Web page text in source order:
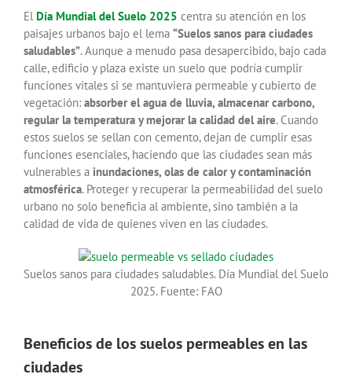
El Día Mundial del Suelo 2025 centra su atención en los
paisajes urbanos bajo el lema “Suelos sanos para ciudades
saludables”. Aunque a menudo pasa desapercibido, bajo cada
calle, edificio y plaza existe un suelo que podría cumplir
funciones vitales si se mantuviera permeable y cubierto de
vegetación: absorber el agua de lluvia, almacenar carbono,
regular la temperatura y mejorar la calidad del aire. Cuando
estos suelos se sellan con cemento, dejan de cumplir esas
funciones esenciales, haciendo que las ciudades sean más
vulnerables a inundaciones, olas de calor y contaminación
atmosférica. Proteger y recuperar la permeabilidad del suelo
urbano no solo beneficia al ambiente, sino también a la
calidad de vida de quienes viven en las ciudades.
Suelos sanos para ciudades saludables. Día Mundial del Suelo
2025. Fuente: FAO
Beneficios de los suelos permeables en las
ciudades